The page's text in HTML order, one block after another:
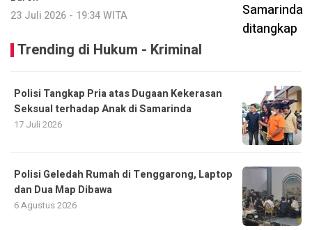
23 Juli 2026 - 19:34 WITA
Trending di Hukum - Kriminal
Polisi Tangkap Pria atas Dugaan Kekerasan
Seksual terhadap Anak di Samarinda
17 Juli 2026
Polisi Geledah Rumah di Tenggarong, Laptop
dan Dua Map Dibawa
6 Agustus 2026